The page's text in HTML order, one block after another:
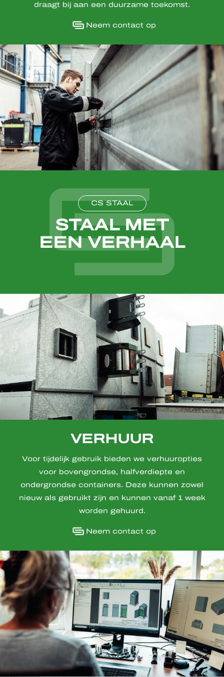
draagt bij aan een duurzame toekomst.
Neem contact op
CS STAAL
STAAL MET
EEN VERHAAL
VERHUUR
Voor tijdelijk gebruik bieden we verhuuropties
voor bovengrondse, halfverdiepte en
ondergrondse containers. Deze kunnen zowel
nieuw als gebruikt zijn en kunnen vanaf 1 week
worden gehuurd.
Neem contact op